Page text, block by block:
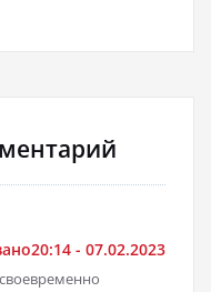
- 07.02.2023